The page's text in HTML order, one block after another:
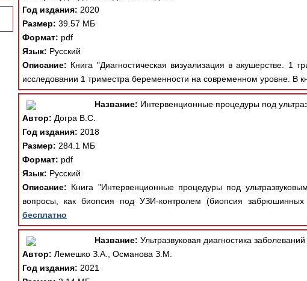
Год издания: 2020
Размер: 39.57 МБ
Формат: pdf
Язык: Русский
Описание: Книга "Диагностическая визуализация в акушерстве. 1
исследовании 1 триместра беременности на современном уровне. В
Название: Интервенционные процедуры под
Автор: Догра В.С.
Год издания: 2018
Размер: 284.1 МБ
Формат: pdf
Язык: Русский
Описание: Книга "Интервенционные процедуры под
вопросы, как биопсия под УЗИ-контролем (биопсия
бесплатно
Название: Ультразвуковая диагностика заболеваний
Автор: Лемешко З.А., Османова З.М.
Год издания: 2021